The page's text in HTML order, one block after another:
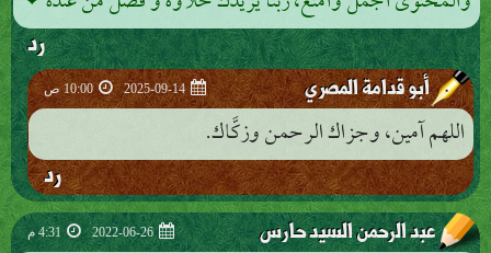
رد
أبو قدامة المصري 2025-09-14 10:00 ص
اللهم آمين، وجزاك الرحمن وزكَّاك.
رد
عبد الرحمن السيد حارس 2022-06-26 4:31 م